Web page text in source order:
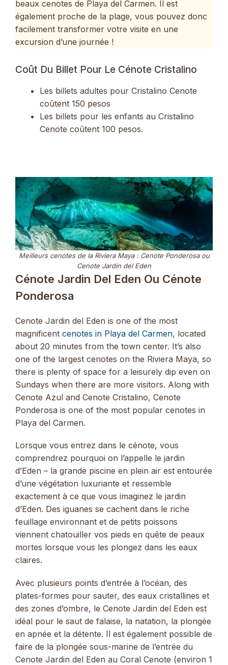
beaux cenotes de Playa del Carmen. Il est
également proche de la plage, vous pouvez donc
facilement transformer votre visite en une
excursion d’une journée !
Coût Du Billet Pour Le Cénote Cristalino
Les billets adultes pour Cristalino Cenote
coûtent 150 pesos
Les billets pour les enfants au Cristalino
Cenote coûtent 100 pesos.
Meilleurs cenotes de la Riviera Maya : Cenote Ponderosa ou
Cenote Jardin del Eden
Cénote Jardin Del Eden Ou Cénote
Ponderosa
Cenote Jardin del Eden is one of the most
magnificent cenotes in Playa del Carmen, located
about 20 minutes from the town center. It’s also
one of the largest cenotes on the Riviera Maya, so
there is plenty of space for a leisurely dip even on
Sundays when there are more visitors. Along with
Cenote Azul and Cenote Cristalino, Cenote
Ponderosa is one of the most popular cenotes in
Playa del Carmen.
Lorsque vous entrez dans le cénote, vous
comprendrez pourquoi on l’appelle le jardin
d’Eden – la grande piscine en plein air est entourée
d’une végétation luxuriante et ressemble
exactement à ce que vous imaginez le jardin
d’Eden. Des iguanes se cachent dans le riche
feuillage environnant et de petits poissons
viennent chatouiller vos pieds en quête de peaux
mortes lorsque vous les plongez dans les eaux
claires.
Avec plusieurs points d’entrée à l’océan, des
plates-formes pour sauter, des eaux cristallines et
des zones d’ombre, le Cenote Jardin del Eden est
idéal pour le saut de falaise, la natation, la plongée
en apnée et la détente. Il est également possible de
faire de la plongée sous-marine de l’entrée du
Cenote Jardin del Eden au Coral Cenote (environ 1